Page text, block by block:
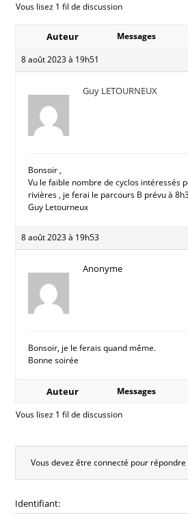
Vous lisez 1 fil de discussion
Auteur
Messages
8 août 2023 à 19h51
Guy LETOURNEUX
Bonsoir ,
Vu le faible nombre de cyclos intéressés
rivières , je ferai le parcours B prévu à
Guy Letourneux
8 août 2023 à 19h53
Anonyme
Bonsoir, je le ferais quand même.
Bonne soirée
Auteur
Messages
Vous lisez 1 fil de discussion
Vous devez être connecté pour répondre
Identifiant: